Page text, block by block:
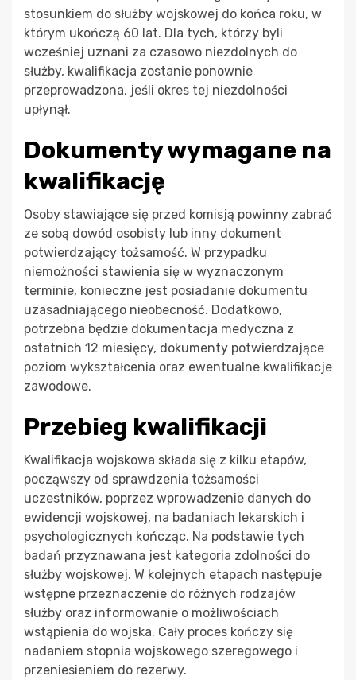
stosunkiem do służby wojskowej do końca roku, w
którym ukończą 60 lat. Dla tych, którzy byli
wcześniej uznani za czasowo niezdolnych do
służby, kwalifikacja zostanie ponownie
przeprowadzona, jeśli okres tej niezdolności
upłynął.
Dokumenty wymagane na
kwalifikację
Osoby stawiające się przed komisją powinny zabrać
ze sobą dowód osobisty lub inny dokument
potwierdzający tożsamość. W przypadku
niemożności stawienia się w wyznaczonym
terminie, konieczne jest posiadanie dokumentu
uzasadniającego nieobecność. Dodatkowo,
potrzebna będzie dokumentacja medyczna z
ostatnich 12 miesięcy, dokumenty potwierdzające
poziom wykształcenia oraz ewentualne kwalifikacje
zawodowe.
Przebieg kwalifikacji
Kwalifikacja wojskowa składa się z kilku etapów,
począwszy od sprawdzenia tożsamości
uczestników, poprzez wprowadzenie danych do
ewidencji wojskowej, na badaniach lekarskich i
psychologicznych kończąc. Na podstawie tych
badań przyznawana jest kategoria zdolności do
służby wojskowej. W kolejnych etapach następuje
wstępne przeznaczenie do różnych rodzajów
służby oraz informowanie o możliwościach
wstąpienia do wojska. Cały proces kończy się
nadaniem stopnia wojskowego szeregowego i
przeniesieniem do rezerwy.